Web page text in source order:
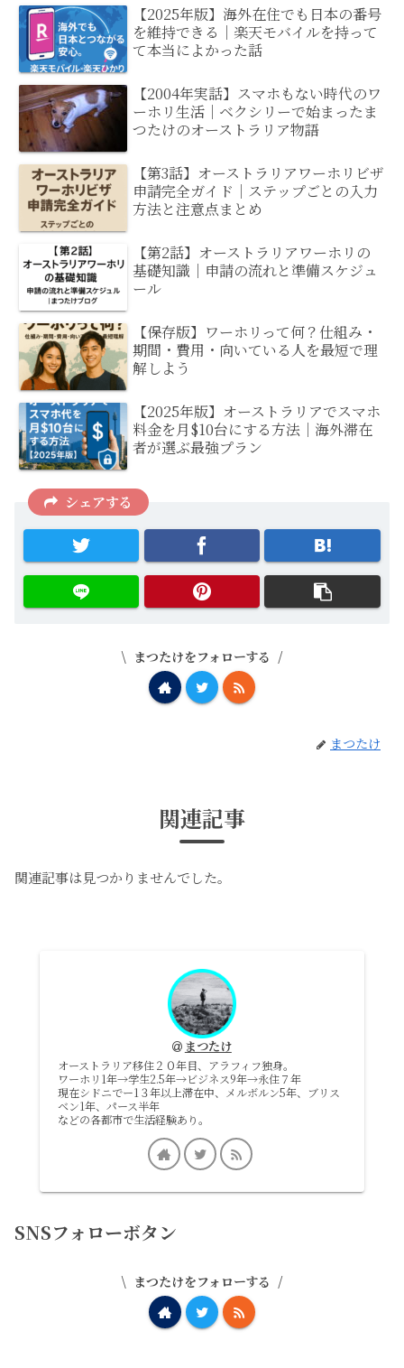
【2025年版】海外在住でも日本の番号
を維持できる｜楽天モバイルを持って
て本当によかった話
【2004年実話】スマホもない時代のワ
ーホリ生活｜ベクシリーで始まったま
つたけのオーストラリア物語
【第3話】オーストラリアワーホリビザ
申請完全ガイド｜ステップごとの入力
方法と注意点まとめ
【第2話】オーストラリアワーホリの
基礎知識｜申請の流れと準備スケジュ
ール
【保存版】ワーホリって何？仕組み・
期間・費用・向いている人を最短で理
解しよう
【2025年版】オーストラリアでスマホ
料金を月$10台にする方法｜海外滞在
者が選ぶ最強プラン
シェアする
まつたけをフォローする
まつたけ
関連記事
関連記事は見つかりませんでした。
まつたけ
オーストラリア移住２０年目、アラフィフ独身。
ワーホリ1年→学生2.5年→ビジネス9年→永住７年
現在シドニでー1３年以上滞在中、メルボルン5年、ブリス
ベン1年、パース半年
などの各都市で生活経験あり。
SNSフォローボタン
まつたけをフォローする